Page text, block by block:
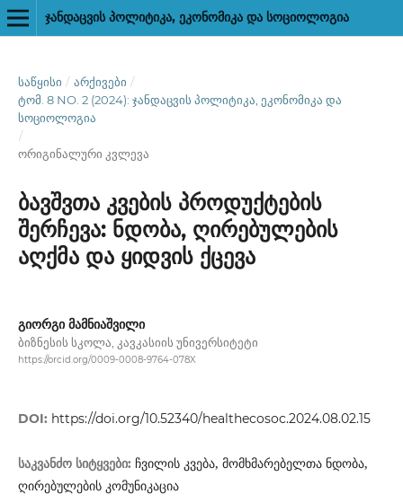
ᲯᲐᲜᲓᲐᲪᲕᲘᲡ ᲞᲝᲚᲘᲢᲘᲙᲐ, ᲔᲙᲝᲜᲝᲛᲘᲙᲐ ᲓᲐ ᲡᲝᲪᲘᲝᲚᲝᲒᲘᲐ
ᲡᲐᲬᲧᲘᲡᲘ / ᲐᲠᲥᲘᲕᲔᲑᲘ /
ᲢᲝᲛ. 8 NO. 2 (2024): ᲯᲐᲜᲓᲐᲪᲕᲘᲡ ᲞᲝᲚᲘᲢᲘᲙᲐ, ᲔᲙᲝᲜᲝᲛᲘᲙᲐ ᲓᲐ
ᲡᲝᲪᲘᲝᲚᲝᲒᲘᲐ
/
ორიგინალური კვლევა
ბავშვთა კვების პროდუქტების
შერჩევა: ნდობა, ღირებულების
აღქმა და ყიდვის ქცევა
გიორგი მამნიაშვილი
ბიზნესის სკოლა, კავკასიის უნივერსიტეტი
https://orcid.org/0009-0008-9764-078X
DOI: https://doi.org/10.52340/healthecosoc.2024.08.02.15
საკვანძო სიტყვები: ჩვილის კვება, მომხმარებელთა ნდობა,
ღირებულების კომუნიკაცია